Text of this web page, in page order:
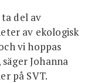
del av
av ekologisk
vi hoppas
Johanna
på SVT.